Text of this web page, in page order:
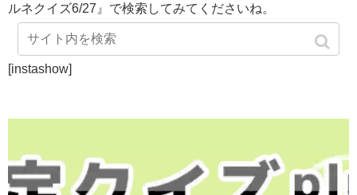
ルネクイズ6/27』で検索してみてくださいね。
[instashow]